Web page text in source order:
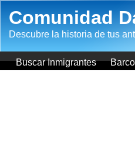
Comunidad
Descubre la historia de tus
Buscar Inmigrantes